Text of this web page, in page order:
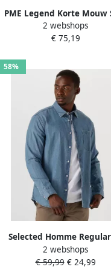
PME Legend Korte Mouw
Katoenen Overhemd
Blue Heren
2 webshops
€ 75,19
58%
Selected Homme
jeansoverhemd van puur
model 'REGCARLO'
2 webshops
€ 59,99€ 24,99